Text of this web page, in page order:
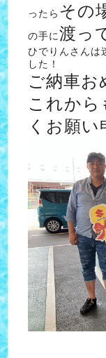
ったら その
の手に渡っ
ひでりんさんは
した！
ご納車お
これから
くお願い